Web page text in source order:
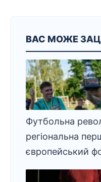
ВАС МОЖЕ
Футбольна
регіональна
європейський